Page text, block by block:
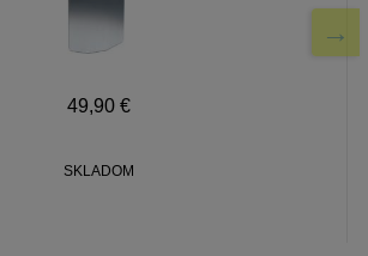
49,90 €
SKLADOM